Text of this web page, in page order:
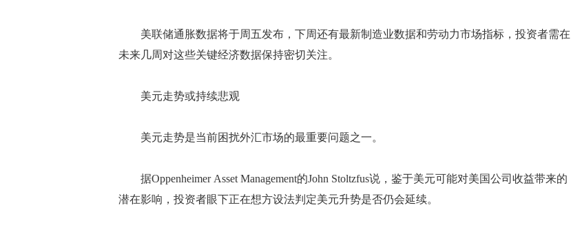
美联储通胀数据将于周五发布，下周还有最新制造业数据和劳动力市场指标，投资者需在
未来几周对这些关键经济数据保持密切关注。
美元走势或持续悲观
美元走势是当前困扰外汇市场的最重要问题之一。
据Oppenheimer Asset Management的John Stoltzfus说，鉴于美元可能对美国公司收益带来的
潜在影响，投资者眼下正在想方设法判定美元升势是否仍会延续。